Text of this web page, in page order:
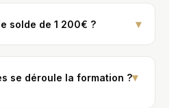
solde de 1 200€ ? ▾
se déroule la formation ?▾